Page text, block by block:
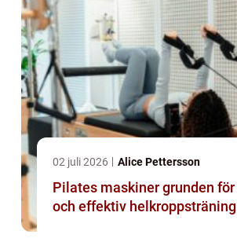
02 juli 2026 Alice Pettersson
Pilates maskiner grunden för skonsam
och effektiv helkroppsträning